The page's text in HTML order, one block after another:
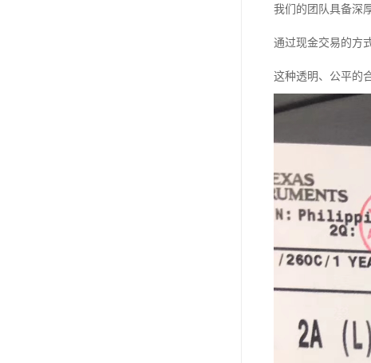
我们的团队具备深
通过现金交易的方
这种透明、公平的